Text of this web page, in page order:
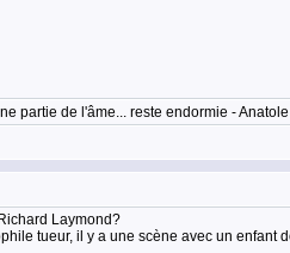
partie de l'âme... reste endormie -
Laymond?
tueur, il y a une scène avec un enfant